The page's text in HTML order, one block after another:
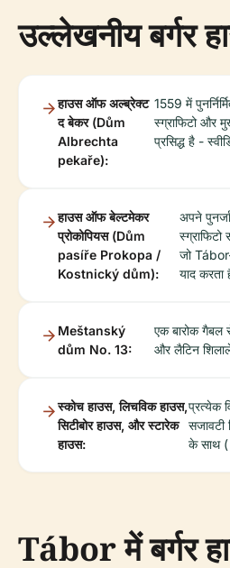
उल्लेखनीय बर्गर
हाउस ऑफ अल्ब्रेक्ट
द बेकर (Dům
Albrechta
pekaře):
1559 में
स्ग्राफिटो और
प्रसिद्ध है -
हाउस ऑफ बेल्टमेकर
प्रोकोपियस (Dům
pasíře Prokopa /
Kostnický dům):
अपने
जो
याद करता
Meštanský
dům No. 13:
एक बारोक गैबल
और लैटिन
स्कोच हाउस, लिचविक हाउस,
सिटीबोर हाउस, और स्टारेक
हाउस:
प्रत्येक
सजावटी
के साथ (
Tábor में बर्गर